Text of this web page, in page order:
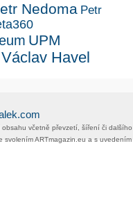
Nedoma Petr
UPM
Václav Havel
včetně převzetí, šíření či dalšího
​ARTmagazin.eu​ ​a s uvedením